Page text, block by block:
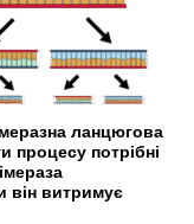
ланцюгова
процесу потрібні
він витримує